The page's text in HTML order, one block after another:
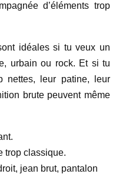
d’éléments trop
idéales si tu veux un
urbain ou rock. Et si tu
nettes, leur patine, leur
brute peuvent même
trop classique.
jean brut, pantalon